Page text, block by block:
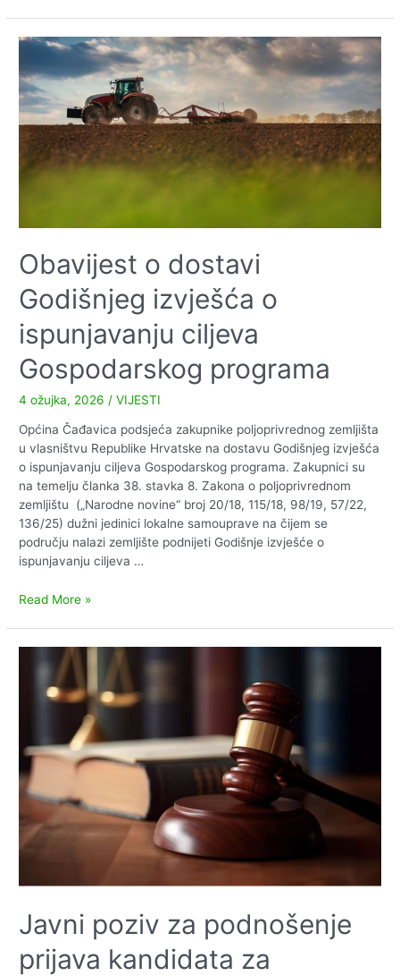
za
–
2026.
godina
Obavijest o dostavi
Godišnjeg izvješća o
ispunjavanju ciljeva
Gospodarskog programa
4 ožujka, 2026 /VIJESTI
Općina Čađavica podsjeća zakupnike poljoprivrednog zemljišta
u vlasništvu Republike Hrvatske na dostavu Godišnjeg izvješća
o ispunjavanju ciljeva Gospodarskog programa. Zakupnici su
na temelju članka 38. stavka 8. Zakona o poljoprivrednom
zemljištu („Narodne novine“ broj 20/18, 115/18, 98/19, 57/22,
136/25) dužni jedinici lokalne samouprave na čijem se
području nalazi zemljište podnijeti Godišnje izvješće o
ispunjavanju ciljeva …
Obavijest
Godišnjeg
izvješća
ispunjavanju
Gospodarskog
programa
Read More »
Javni poziv za podnošenje
prijava kandidata za